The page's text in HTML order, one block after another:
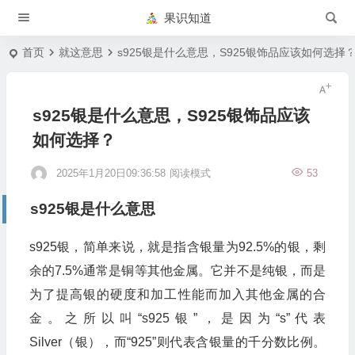
果识知道
首页 就这意思 s925银是什么意思，S925银饰品应该如何选择
s925银是什么意思，S925银饰品应该
如何选择？
2025年1月20日09:36:58 53
阅读模式
s925银是什么意思
s925银，简单来说，就是指含银量为92.5%的银，剩
余的7.5%通常是铜等其他金属。它并不是纯银，而是
为了提高银的硬度和加工性能而加入其他金属的合
金。之所以叫“s925银”，是因为“s”代表
Silver（银），而“925”则代表含银量的千分数比例。